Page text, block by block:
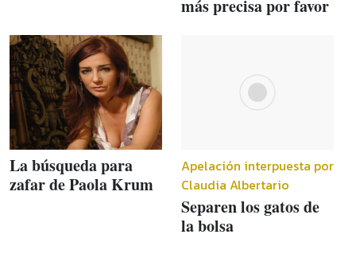
más precisa por favor
La búsqueda para
zafar de Paola Krum
Apelación interpuesta por
Claudia Albertario
Separen los gatos de
la bolsa